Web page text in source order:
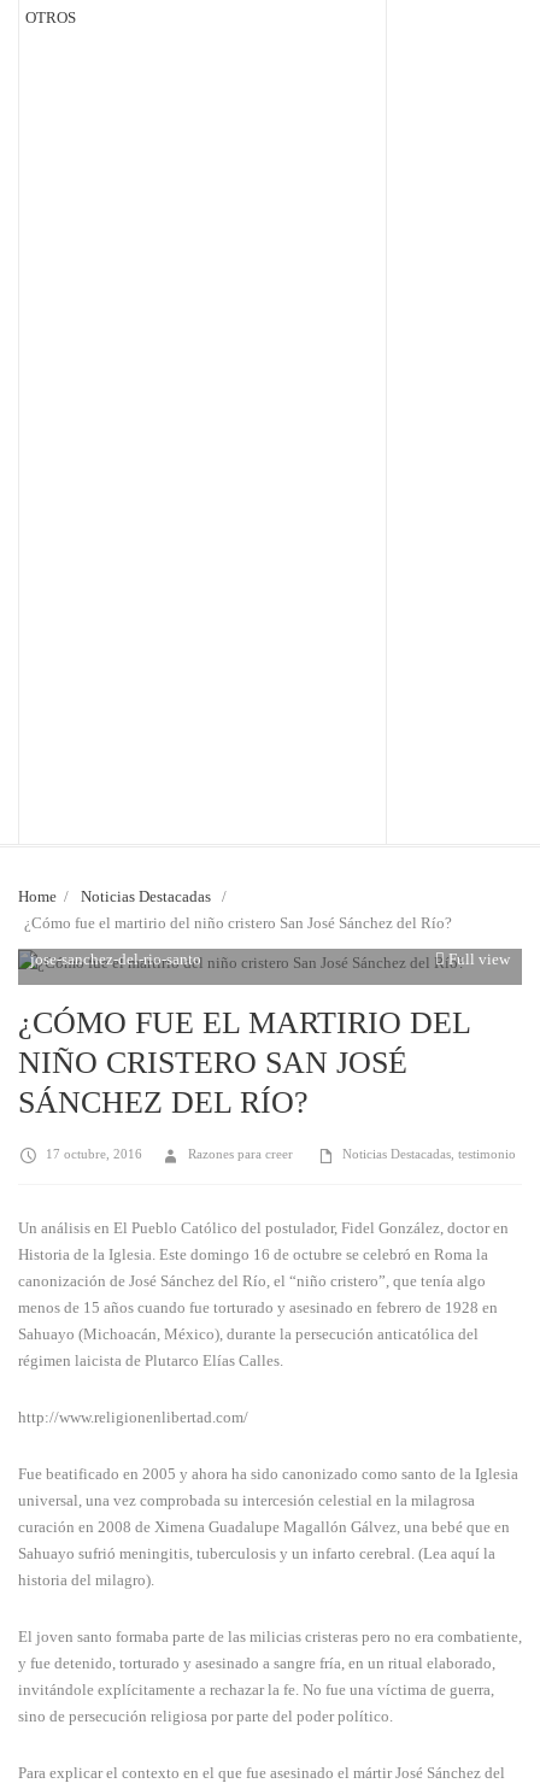
OTROS
Home / Noticias Destacadas /
¿Cómo fue el martirio del niño cristero San José Sánchez del Río?
jose-sanchez-del-rio-santo
Full view
¿CÓMO FUE EL MARTIRIO DEL
NIÑO CRISTERO SAN JOSÉ
SÁNCHEZ DEL RÍO?
17 octubre, 2016 Razones para creer Noticias Destacadas testimonio
Un análisis en El Pueblo Católico del postulador, Fidel González, doctor en
Historia de la Iglesia. Este domingo 16 de octubre se celebró en Roma la
canonización de José Sánchez del Río, el “niño cristero”, que tenía algo
menos de 15 años cuando fue torturado y asesinado en febrero de 1928 en
Sahuayo (Michoacán, México), durante la persecución anticatólica del
régimen laicista de Plutarco Elías Calles.
http://www.religionenlibertad.com/
Fue beatificado en 2005 y ahora ha sido canonizado como santo de la Iglesia
universal, una vez comprobada su intercesión celestial en la milagrosa
curación en 2008 de Ximena Guadalupe Magallón Gálvez, una bebé que en
Sahuayo sufrió meningitis, tuberculosis y un infarto cerebral. (Lea aquí la
historia del milagro).
El joven santo formaba parte de las milicias cristeras pero no era combatiente,
y fue detenido, torturado y asesinado a sangre fría, en un ritual elaborado,
invitándole explícitamente a rechazar la fe. No fue una víctima de guerra,
sino de persecución religiosa por parte del poder político.
Para explicar el contexto en el que fue asesinado el mártir José Sánchez del